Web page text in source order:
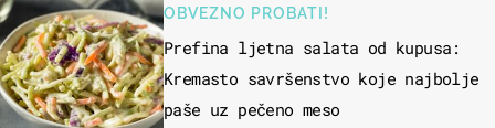
OBVEZNO PROBATI!
Prefina ljetna salata od kupusa:
Kremasto savršenstvo koje najbolje
paše uz pečeno meso